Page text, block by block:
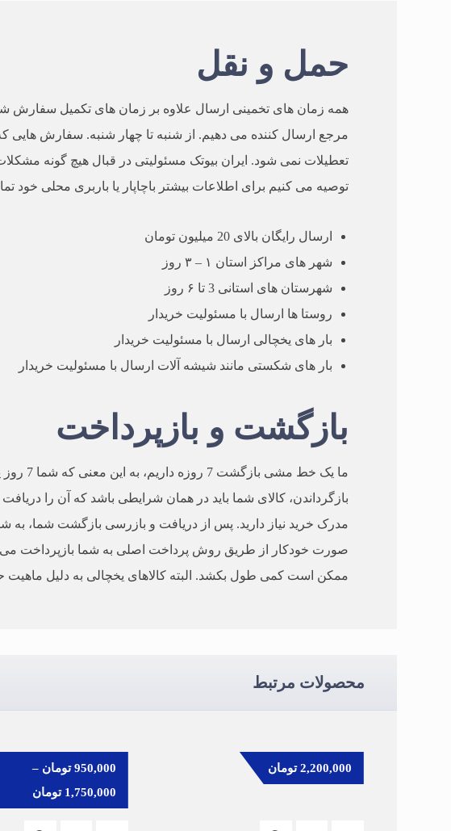
حمل و نقل
مرجع ارسال کننده می دهیم. از شنبه تا چهار شنبه. سفارش هایی
تعطیلات نمی شود. ایران بیوتک مسئولیتی در قبال هیچ گونه
توصیه می کنیم برای اطلاعات بیشتر باچاپار یا باربری محلی خود
ارسال رایگان بالای 20 میلیون تومان
شهر های مراکز استان ۱ – ۳ روز
شهرستان های استانی 3 تا ۶ روز
روستا ها ارسال با مسئولیت خریدار
بار های یخچالی ارسال با مسئولیت خریدار
بار های شکستی مانند شیشه آلات ارسال با مسئولیت خریدار
بازگشت و بازپرداخت
ما یک
بازگرداندن، کالای شما باید در همان شرایطی باشد که آن را
مدرک خرید نیاز دارید. پس از دریافت و بازرسی بازگشت شما، به
صورت خودکار از طریق روش پرداخت اصلی به شما بازپرداخت می
ممکن است کمی طول بکشد. البته کالاهای یخچالی به دلیل ماهیت
محصولات مرتبط
2,200,000 تومان 950,000 تومان –
1,750,000 تومان